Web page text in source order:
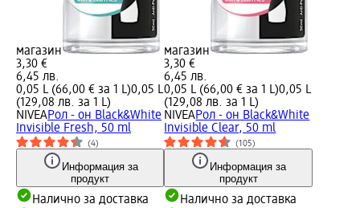
магазин
3,30 €
6,45 лв.
0,05 L (66,00 € за 1 L)0,05 L
(129,08 лв. за 1 L)
NIVEAРол - он Black&White
Invisible Fresh, 50 ml
(4)
Информация за
продукт
Налично за доставка
магазин
3,30 €
6,45 лв.
0,05 L (66,00 € за 1 L)0,05 L
(129,08 лв. за 1 L)
NIVEAРол - он Black&White
Invisible Clear, 50 ml
(105)
Информация за
продукт
Налично за доставка